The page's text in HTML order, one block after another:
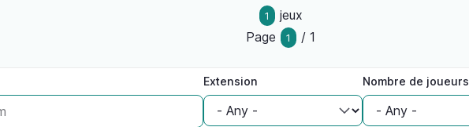
1
jeux
Page
1 / 1
Extension Nombre de joueurs